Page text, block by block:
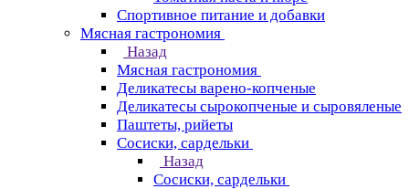
Спортивное питание и добавки
Мясная гастрономия
Назад
Мясная гастрономия
Деликатесы варено-копченые
Деликатесы сырокопченые и сыровяленые
Паштеты, рийеты
Сосиски, сардельки
Назад
Сосиски, сардельки